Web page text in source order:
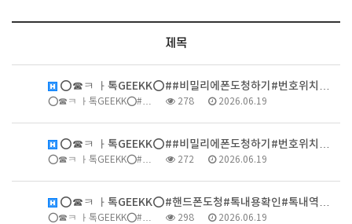
제목
⭕️☎ㅋ ㅏ톡GEEKK⭕️##비밀리에폰도청하기#번호위치…
⭕️☎ㅋ ㅏ톡GEEKK⭕️#… 278 2026.06.19
⭕️☎ㅋ ㅏ톡GEEKK⭕️##비밀리에폰도청하기#번호위치…
⭕️☎ㅋ ㅏ톡GEEKK⭕️#… 272 2026.06.19
⭕️☎ㅋ ㅏ톡GEEKK⭕️#핸드폰도청#톡내용확인#톡내역…
⭕️☎ㅋ ㅏ톡GEEKK⭕️#… 298 2026.06.19